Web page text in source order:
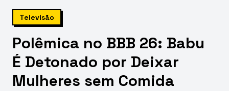
Televisão
Polêmica no BBB 26: Babu
É Detonado por Deixar
Mulheres sem Comida